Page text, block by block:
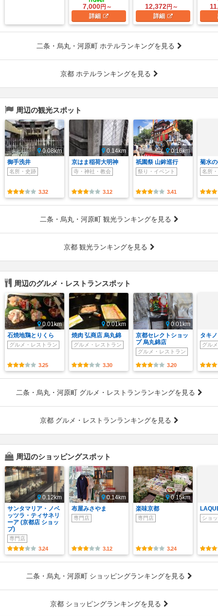
7,000円～
詳細
12,372円～
詳細
二条・烏丸・河原町 ホテルランキングを見る
京都 ホテルランキングを見る
周辺の観光スポット
0.08km
御手洗井
名所・史跡
3.32
0.14km
京はま稲荷大明神
寺・神社・教会
3.12
0.16km
祇園祭 山鉾巡行
祭り・イベント
3.41
菊水
名所
二条・烏丸・河原町 観光ランキングを見る
京都 観光ランキングを見る
周辺のグルメ・レストランスポット
0.01km
石焼地鶏とりくら
グルメ・レストラン
3.25
0.01km
焼肉 弘商店 烏丸錦
グルメ・レストラン
3.30
0.01km
京都セレクトショッ
プ 烏丸錦店
グルメ・レストラン
3.20
タキノ
グル
二条・烏丸・河原町 グルメ・レストランランキングを見る
京都 グルメ・レストランランキングを見る
周辺のショッピングスポット
0.12km
サンタマリア・ノベ
ッツラ・ティサネリ
ーア (京都店 ショッ
プ)
専門店
3.24
0.14km
布屋みさやま
専門店
3.12
0.15km
楽味京都
専門店
3.24
ショ
二条・烏丸・河原町 ショッピングランキングを見る
京都 ショッピングランキングを見る